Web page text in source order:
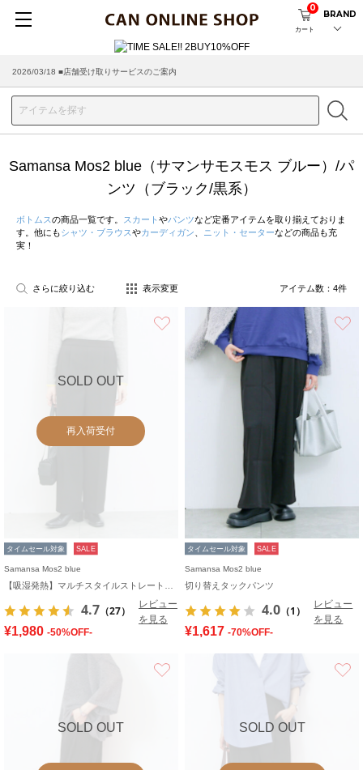
カート
0
BRAND
2026/03/18 ■店舗受け取りサービスのご案内
Samansa Mos2 blue（サマンサモスモス ブルー）/パ
ンツ（ブラック/黒系）
ボトムスの商品一覧です。 スカート やパンツなど定番アイテムを取り揃えておりま
す。他にもシャツ・ブラウスやカーディガン ニット・セーターなどの商品も充
実！
さらに絞り込む 表示変更 アイテム数： 4件
SOLD OUT
再入荷受付
お気に入り
タイムセール対象 SALE
Samansa Mos2 blue
4.7 （27）
レビュー
を見る
¥1,980 -50%OFF-
タイムセール対象 SALE
Samansa Mos2 blue
切り替えタックパンツ
4.0 （1）
レビュー
を見る
¥1,617 -70%OFF-
SOLD OUT SOLD OUT